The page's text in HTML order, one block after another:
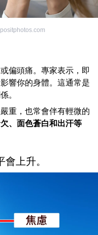
或偏頭痛。專家表示，即
響你的身體。這通常是
。
重，也常會伴有輕微的
、面色蒼白和出汗等
上升。